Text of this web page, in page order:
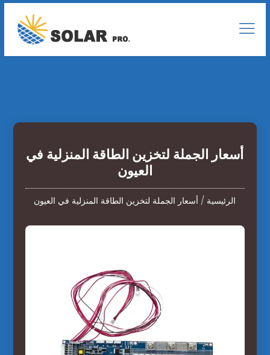
أسعار الجملة لتخزين الطاقة المنزلية في
العيون
الرئيسية / أسعار الجملة لتخزين الطاقة المنزلية في العيون